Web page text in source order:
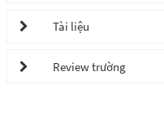
Tài liệu
Review trường